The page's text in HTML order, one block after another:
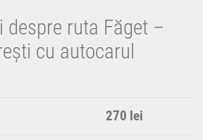
despre ruta Făget –
cu autocarul
270 lei